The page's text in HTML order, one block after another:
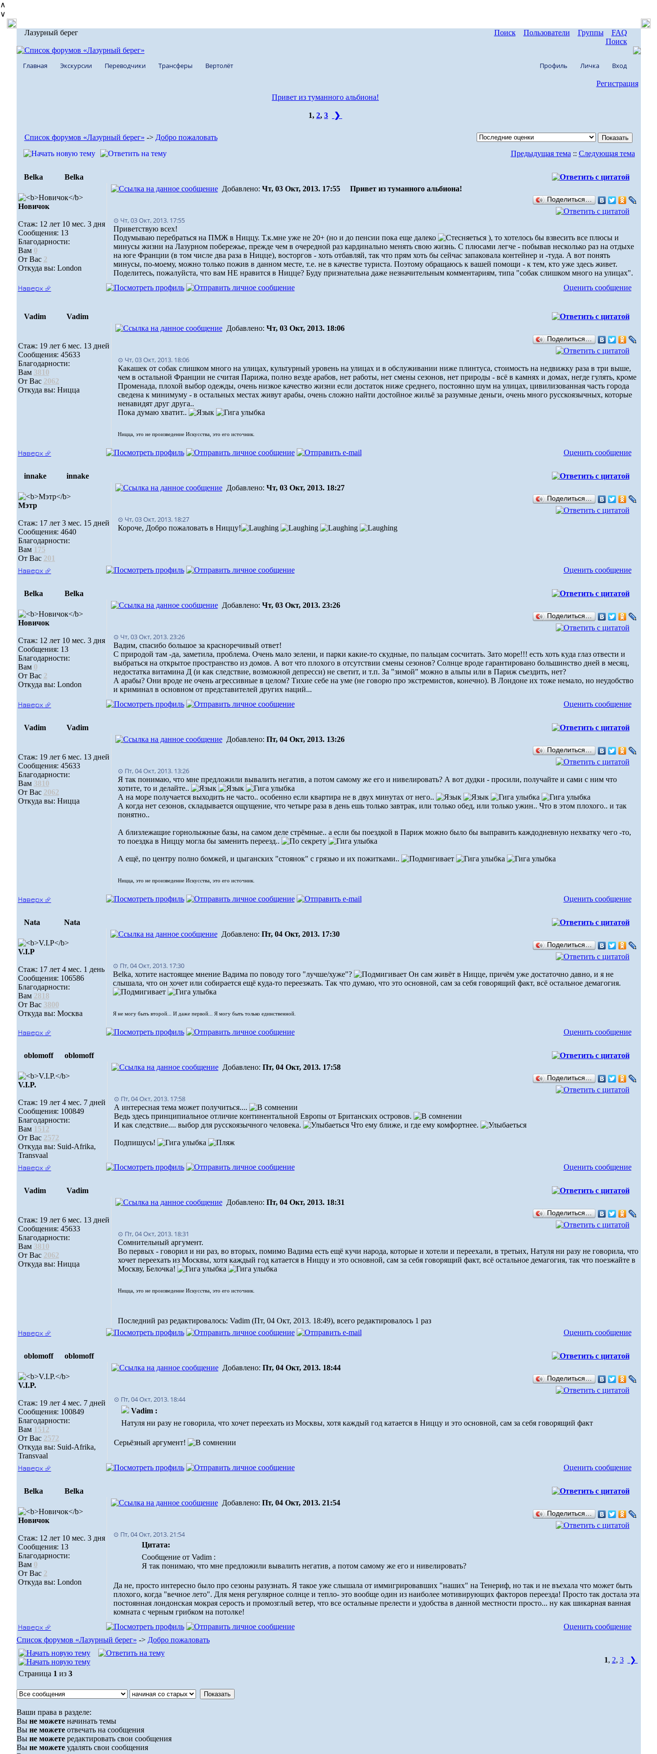
∧
∨
Лазурный берег Поиск Пользователи Группы
FAQ
Поиск
Главная Экскурсии Переводчики Трансферы Вертолёт Профиль Личка Вход
Регистрация
Привет из туманного альбиона!
1, 2, 3 ❯
Список форумов «Лазурный берег» -> Добро пожаловать
Предыдущая тема :: Следующая тема
Belka Belka
Новичок
Стаж: 12 лет 10 мес. 3 дня
Сообщения: 13
Благодарности:
Вам 0
От Вас 2
Откуда вы: London
Добавлено: Чт, 03 Окт, 2013. 17:55 Привет из туманного альбиона!
Поделиться…
⊙ Чт, 03 Окт, 2013. 17:55
Приветствую всех!
Подумываю перебраться на ПМЖ в Ниццу. Т.к.мне уже не 20+ (но и до пенсии пока еще далеко
), то хотелось бы взвесить все плюсы и
минусы жизни на Лазурном побережье, прежде чем в очередной раз кардинально менять свою жизнь. С плюсами легче - побывав несколько раз на отдыхе
на юге Франции (в том числе два раза в Ницце), восторгов - хоть отбавляй, так что прям хоть бы сейчас запаковала контейнер и -туда. А вот понять
минусы, по-моему, можно только пожив в данном месте, т.е. не в качестве туриста. Поэтому обращаюсь к вашей помощи - к тем, кто уже здесь живет.
Поделитесь, пожалуйста, что вам НЕ нравится в Ницце? Буду признательна даже незначительным комментариям, типа "собак слишком много на улицах".
Наверх ⮵
Оценить сообщение
Vadim Vadim
Стаж: 19 лет 6 мес. 13 дней
Сообщения: 45633
Благодарности:
Вам 3810
От Вас 2062
Откуда вы: Ницца
Добавлено: Чт, 03 Окт, 2013. 18:06
Поделиться…
⊙ Чт, 03 Окт, 2013. 18:06
Какашек от собак слишком много на улицах, культурный уровень на улицах и в обслуживании ниже плинтуса, стоимость на недвижку раза в три выше,
чем в остальной Франции не считая Парижа, полно везде арабов, нет работы, нет смены сезонов, нет природы - всё в камнях и домах, негде гулять, кроме
Променада, плохой выбор одежды, очень низкое качество жизни если достаток ниже среднего, постоянно шум на улицах, цивилизованная часть города
сведена к минимуму - в остальных местах живут арабы, очень сложно найти достойное жильё за разумные деньги, очень много русскоязычных, которые
ненавидят друг друга..
Пока думаю хватит..
Ницца, это не произведение Искусства, это его источник.
Наверх ⮵ Оценить сообщение
innake innake
Мэтр
Стаж: 17 лет 3 мес. 15 дней
Сообщения: 4640
Благодарности:
Вам 175
От Вас 201
Добавлено: Чт, 03 Окт, 2013. 18:27
Поделиться…
⊙ Чт, 03 Окт, 2013. 18:27
Короче, Добро пожаловать в Ниццу!
Наверх ⮵ Оценить сообщение
Belka Belka
Новичок
Стаж: 12 лет 10 мес. 3 дня
Сообщения: 13
Благодарности:
Вам 0
От Вас 2
Откуда вы: London
Добавлено: Чт, 03 Окт, 2013. 23:26
Поделиться…
⊙ Чт, 03 Окт, 2013. 23:26
Вадим, спасибо большое за красноречивый ответ!
С природой там -да, заметила, проблема. Очень мало зелени, и парки какие-то скудные, по пальцам сосчитать. Зато море!!! есть хоть куда глаз отвести и
выбраться на открытое пространство из домов. А вот что плохого в отсутствии смены сезонов? Солнце вроде гарантировано большинство дней в месяц,
недостатка витамина Д (и как следствие, возможной депресси) не светит, и т.п. За "зимой" можно в альпы или в Париж съездить, нет?
А арабы? Они вроде не очень агрессивные в целом? Тихие себе на уме (не говорю про экстремистов, конечно). В Лондоне их тоже немало, но неудобство
и криминал в основном от представителей других наций...
Наверх ⮵
Оценить сообщение
Vadim Vadim
Стаж: 19 лет 6 мес. 13 дней
Сообщения: 45633
Благодарности:
Вам 3810
От Вас 2062
Откуда вы: Ницца
Добавлено: Пт, 04 Окт, 2013. 13:26
Поделиться…
⊙ Пт, 04 Окт, 2013. 13:26
Я так понимаю, что мне предложили вывалить негатив, а потом самому же его и нивелировать? А вот дудки - просили, получайте и сами с ним что
хотите, то и делайте..
А на море получается выходить не часто.. особенно если квартира не в двух минутах от него..
А когда нет сезонов, складывается ощущение, что четыре раза в день ешь только завтрак, или только обед, или только ужин.. Что в этом плохого.. и так
понятно..
А близлежащие горнолыжные базы, на самом деле стрёмные.. а если бы поездкой в Париж можно было бы выправить каждодневную нехватку чего -то,
то поездка в Ниццу могла бы заменить переезд..
А ещё, по центру полно бомжей, и цыганских "стоянок" с грязью и их пожитками..
Ницца, это не произведение Искусства, это его источник.
Наверх ⮵ Оценить сообщение
Nata Nata
V.I.Р
Стаж: 17 лет 4 мес. 1 день
Сообщения: 106586
Благодарности:
Вам 2818
От Вас 3800
Откуда вы: Москва
Добавлено: Пт, 04 Окт, 2013. 17:30
Поделиться…
⊙ Пт, 04 Окт, 2013. 17:30
Belka, хотите настоящее мнение Вадима по поводу того "лучше/хуже"?
Он сам живёт в Ницце, причём уже достаточно давно, и я не
слышала, что он хочет или собирается ещё куда-то переезжать. Так что думаю, что это основной, сам за себя говорящий факт, всё остальное демагогия.
Я не могу быть второй... И даже первой... Я могу быть только единственной.
Наверх ⮵ Оценить сообщение
oblomoff oblomoff
V.I.P.
Стаж: 19 лет 4 мес. 7 дней
Сообщения: 100849
Благодарности:
Вам 1512
От Вас 2572
Откуда вы: Suid-Afrika,
Transvaal
Добавлено: Пт, 04 Окт, 2013. 17:58
Поделиться…
⊙ Пт, 04 Окт, 2013. 17:58
А интересная тема может получиться....
Ведь здесь принципиальное отличие континентальной Европы от Британских островов.
И как следствие.... выбор для русскоязычного человека.
Что ему ближе, и где ему комфортнее.
Подпишусь!
Наверх ⮵ Оценить сообщение
Vadim Vadim
Стаж: 19 лет 6 мес. 13 дней
Сообщения: 45633
Благодарности:
Вам 3810
От Вас 2062
Откуда вы: Ницца
Добавлено: Пт, 04 Окт, 2013. 18:31
Поделиться…
⊙ Пт, 04 Окт, 2013. 18:31
Сомнительный аргумент.
Во первых - говорил и ни раз, во вторых, помимо Вадима есть ещё кучи народа, которые и хотели и переехали, в третьих, Натуля ни разу не говорила, что
хочет переехать из Москвы, хотя каждый год катается в Ниццу и это основной, сам за себя говорящий факт, всё остальное демагогия, так что поезжайте в
Москву, Белочка!
Ницца, это не произведение Искусства, это его источник.
Последний раз редактировалось: Vadim (Пт, 04 Окт, 2013. 18:49), всего редактировалось 1 раз
Наверх ⮵
Оценить сообщение
oblomoff oblomoff
V.I.P.
Стаж: 19 лет 4 мес. 7 дней
Сообщения: 100849
Благодарности:
Вам 1512
От Вас 2572
Откуда вы: Suid-Afrika,
Transvaal
Добавлено: Пт, 04 Окт, 2013. 18:44
Поделиться…
⊙ Пт, 04 Окт, 2013. 18:44
Vadim :
Натуля ни разу не говорила, что хочет переехать из Москвы, хотя каждый год катается в Ниццу и это основной, сам за себя говорящий факт
Серьёзный аргумент!
Наверх ⮵ Оценить сообщение
Belka Belka
Новичок
Стаж: 12 лет 10 мес. 3 дня
Сообщения: 13
Благодарности:
Вам 0
От Вас 2
Откуда вы: London
Добавлено: Пт, 04 Окт, 2013. 21:54
Поделиться…
⊙ Пт, 04 Окт, 2013. 21:54
Цитата:
Сообщение от Vadim :
Я так понимаю, что мне предложили вывалить негатив, а потом самому же его и нивелировать?
Да не, просто интересно было про сезоны разузнать. Я такое уже слышала от иммигрировавших "наших" на Тенериф, но так и не въехала что может быть
плохого, когда "вечное лето". Для меня регулярное солнце и тепло- это вообще один из наиболее мотивирующих факторов переезда! Просто так достала эта
постоянная лондонская мокрая серость и промозглый ветер, что все остальные прелести и удобства в данной местности просто... ну как шикарная ванная
комната с черным грибком на потолке!
Наверх ⮵
Оценить сообщение
Список форумов «Лазурный берег» -> Добро пожаловать
1, 2, 3
❯
Страница 1 из 3
Ваши права в разделе:
Вы не можетеначинать темы
Вы не можетеотвечать на сообщения
Вы не можетередактировать свои сообщения
Вы не можетеудалять свои сообщения